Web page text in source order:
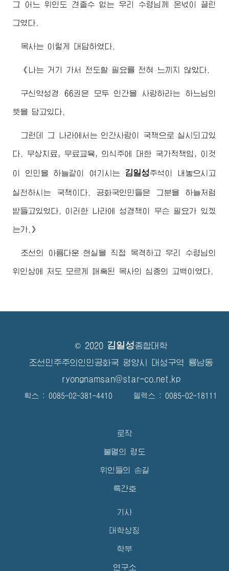
그 어느 위인도 견줄수 없는 우리 수령님 께 온넋이 끌린
그였다.
목사는 이렇게 대답하였다.
《나는 거기 가서 전도할 필요를 전혀 느끼지 않았다.
구신약성경 66권은 모두 인간을 사랑하라는 하느님의
뜻을 담고있다.
그런데 그 나라에서는 인간사랑이 국책으로 실시되고있
다. 무상치료, 무료교육, 의식주에 대한 국가적책임, 이것
이 인민을 하늘같이 여기시는 김일성주석 이 내놓으시고
실천하시는 국책이다. 공화국인민들은 그분을 하늘처럼
받들고있었다. 이러한 나라에 성경책이 무슨 필요가 있겠
는가.》
조선의 아름다운 현실을 직접 목격하고 우리 수령님 의
위인상에 저도 모르게 매혹된 목사의 심중의 고백이였다.
© 2020 김일성종합대학
조선민주주의인민공화국 평양시 대성구역 룡남동
ryongnamsan@star-co.net.kp
확스 : 0085-02-381-4410 텔렉스 : 0085-02-18111
로작
불멸의 령도
위인들의 손길
특간호
기사
대학상징
학부
연구소